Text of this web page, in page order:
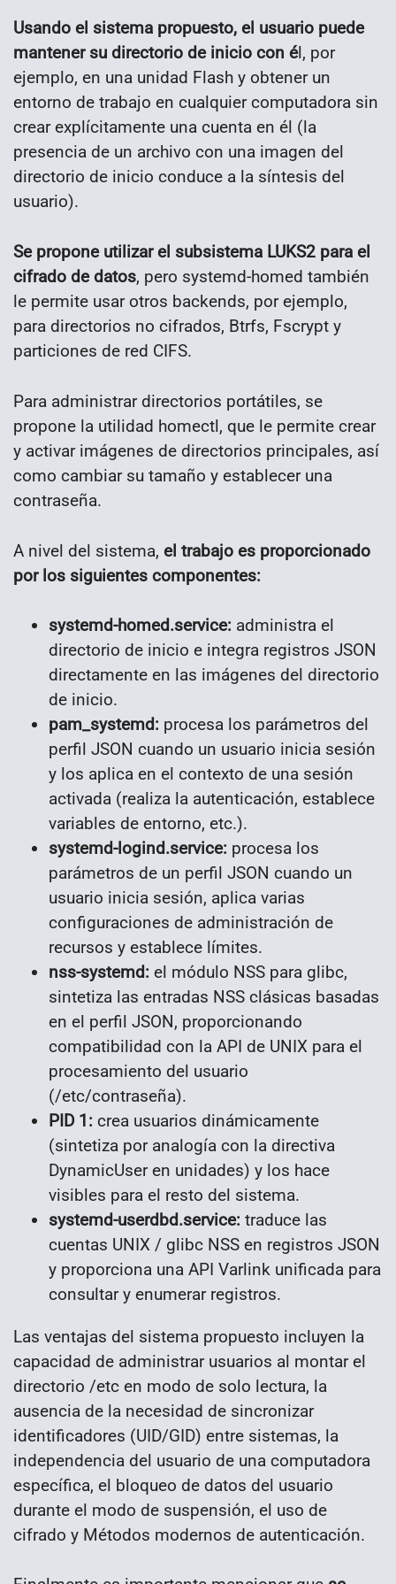
Usando el sistema propuesto, el usuario puede
mantener su directorio de inicio con él, por
ejemplo, en una unidad Flash y obtener un
entorno de trabajo en cualquier computadora sin
crear explícitamente una cuenta en él (la
presencia de un archivo con una imagen del
directorio de inicio conduce a la síntesis del
usuario).
Se propone utilizar el subsistema LUKS2 para el
cifrado de datos, pero systemd-homed también
le permite usar otros backends, por ejemplo,
para directorios no cifrados, Btrfs, Fscrypt y
particiones de red CIFS.
Para administrar directorios portátiles, se
propone la utilidad homectl, que le permite crear
y activar imágenes de directorios principales, así
como cambiar su tamaño y establecer una
contraseña.
A nivel del sistema, el trabajo es proporcionado
por los siguientes componentes:
systemd-homed.service: administra el
directorio de inicio e integra registros JSON
directamente en las imágenes del directorio
de inicio.
pam_systemd: procesa los parámetros del
perfil JSON cuando un usuario inicia sesión
y los aplica en el contexto de una sesión
activada (realiza la autenticación, establece
variables de entorno, etc.).
systemd-logind.service: procesa los
parámetros de un perfil JSON cuando un
usuario inicia sesión, aplica varias
configuraciones de administración de
recursos y establece límites.
nss-systemd: el módulo NSS para glibc,
sintetiza las entradas NSS clásicas basadas
en el perfil JSON, proporcionando
compatibilidad con la API de UNIX para el
procesamiento del usuario
(/etc/contraseña).
PID 1: crea usuarios dinámicamente
(sintetiza por analogía con la directiva
DynamicUser en unidades) y los hace
visibles para el resto del sistema.
systemd-userdbd.service: traduce las
cuentas UNIX / glibc NSS en registros JSON
y proporciona una API Varlink unificada para
consultar y enumerar registros.
Las ventajas del sistema propuesto incluyen la
capacidad de administrar usuarios al montar el
directorio /etc en modo de solo lectura, la
ausencia de la necesidad de sincronizar
identificadores (UID/GID) entre sistemas, la
independencia del usuario de una computadora
específica, el bloqueo de datos del usuario
durante el modo de suspensión, el uso de
cifrado y Métodos modernos de autenticación.